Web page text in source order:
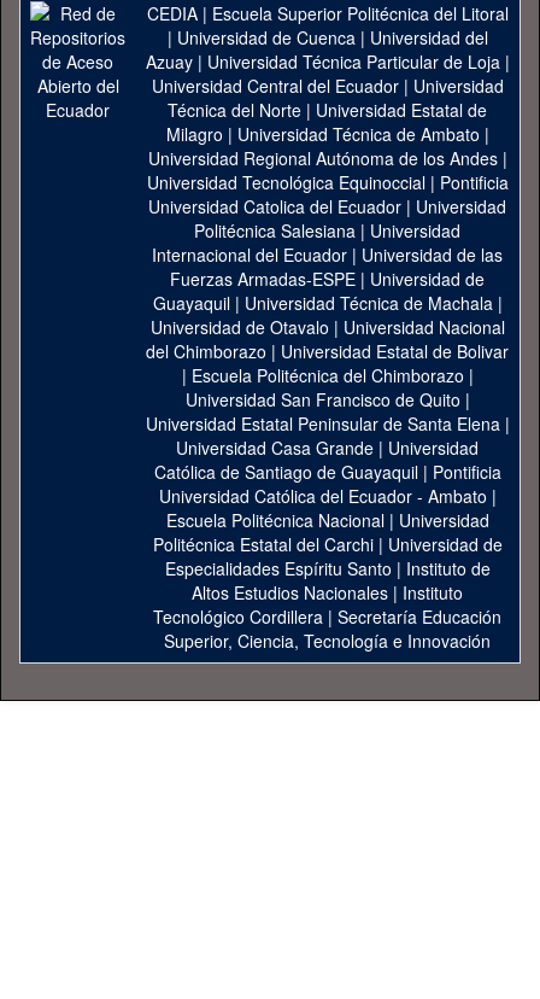
CEDIA| Escuela Superior Politécnica del Litoral
| Universidad de Cuenca| Universidad del
Azuay| Universidad Técnica Particular de Loja|
Universidad Central del Ecuador| Universidad
Técnica del Norte | Universidad Estatal de
Milagro | Universidad Técnica de Ambato |
Universidad Regional Autónoma de los Andes|
Universidad Tecnológica Equinoccial| Pontificia
Universidad Catolica del Ecuador | Universidad
Politécnica Salesiana | Universidad
Internacional del Ecuador | Universidad de las
Fuerzas Armadas-ESPE | Universidad de
Guayaquil| Universidad Técnica de Machala|
Universidad de Otavalo | Universidad Nacional
del Chimborazo | Universidad Estatal de Bolivar
| Escuela Politécnica del Chimborazo |
Universidad San Francisco de Quito |
Universidad Estatal Peninsular de Santa Elena|
Universidad Casa Grande | Universidad
Católica de Santiago de Guayaquil| Pontificia
Universidad Católica del Ecuador - Ambato |
Escuela Politécnica Nacional| Universidad
Politécnica Estatal del Carchi| Universidad de
Especialidades Espíritu Santo | Instituto de
Altos Estudios Nacionales | Instituto
Tecnológico Cordillera | Secretaría Educación
Superior, Ciencia, Tecnología e Innovación